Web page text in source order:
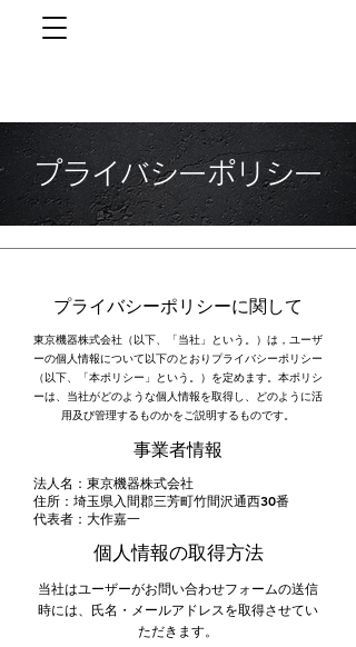
プライバシーポリシー
プライバシーポリシーに関して
東京機器株式会社（以下、「当社」という。）は，ユーザ
ーの個人情報について以下のとおりプライバシーポリシー
（以下、「本ポリシー」という。）を定めます。本ポリシ
ーは、当社がどのような個人情報を取得し、どのように活
用及び管理するものかをご説明するものです。
事業者情報
法人名：東京機器株式会社
住所：埼玉県入間郡三芳町竹間沢通西30番
代表者：大作嘉一
個人情報の取得方法
当社はユーザーがお問い合わせフォームの送信
時には、氏名・メールアドレスを取得させてい
ただきます。